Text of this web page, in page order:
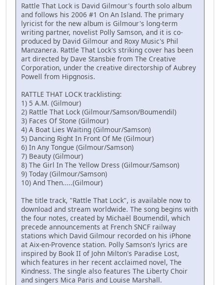
Rattle That Lock is David Gilmour's fourth solo album
and follows his 2006 #1 On An Island. The primary
lyricist for the new album is Gilmour's long-term
writing partner, novelist Polly Samson, and it is co-
produced by David Gilmour and Roxy Music's Phil
Manzanera. Rattle That Lock's striking cover has been
art directed by Dave Stansbie from The Creative
Corporation, under the creative directorship of Aubrey
Powell from Hipgnosis.
RATTLE THAT LOCK tracklisting:
1) 5 A.M. (Gilmour)
2) Rattle That Lock (Gilmour/Samson/Boumendil)
3) Faces Of Stone (Gilmour)
4) A Boat Lies Waiting (Gilmour/Samson)
5) Dancing Right In Front Of Me (Gilmour)
6) In Any Tongue (Gilmour/Samson)
7) Beauty (Gilmour)
8) The Girl In The Yellow Dress (Gilmour/Samson)
9) Today (Gilmour/Samson)
10) And Then.....(Gilmour)
The title track, "Rattle That Lock", is available now to
download and stream worldwide. The song begins with
the four notes, created by Michaël Boumendil, which
precede announcements at French SNCF railway
stations which David Gilmour recorded on his iPhone
at Aix-en-Provence station. Polly Samson's lyrics are
inspired by Book II of John Milton's Paradise Lost,
which features in her recent acclaimed novel, The
Kindness. The single also features The Liberty Choir
and singers Mica Paris and Louise Marshall.